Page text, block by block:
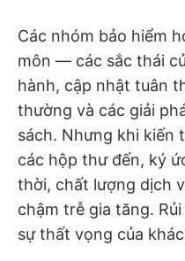
Các nhóm bảo hiểm
môn — các sắc thái
hành, cập nhật tuân
thường và các giải
sách. Nhưng khi kiến
các hộp thư đến, ký
thời, chất lượng dịch
chậm trễ gia tăng.
sự thất vọng của